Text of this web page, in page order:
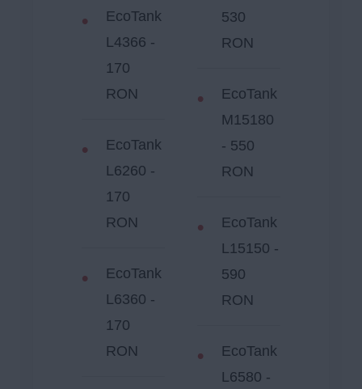
EcoTank
L4366 -
170
RON
EcoTank
L6260 -
170
RON
EcoTank
L6360 -
170
RON
530
RON
EcoTank
M15180
- 550
RON
EcoTank
L15150 -
590
RON
EcoTank
L6580 -